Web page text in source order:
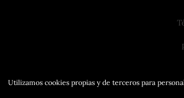
Utilizamos cookies propias y de terceros para